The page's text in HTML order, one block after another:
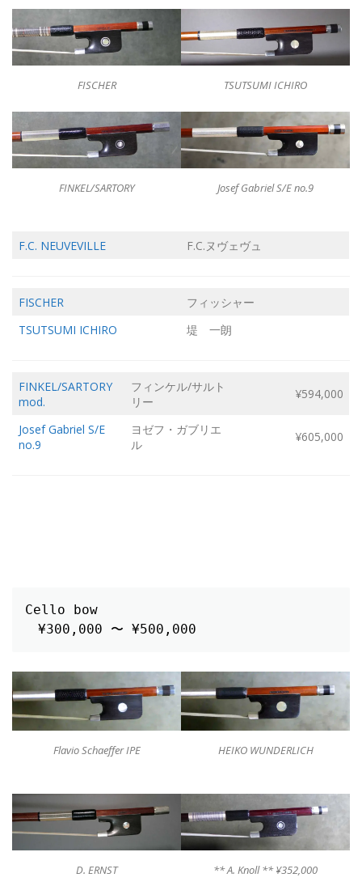
FISCHER TSUTSUMI ICHIRO
FINKEL/SARTORY Josef Gabriel S/E no.9
F.C. NEUVEVILLE F.C.ヌヴェヴュ
FISCHER
フィッシャー
TSUTSUMI ICHIRO
堤 一朗
FINKEL/SARTORY
mod.
フィンケル/サルト
リー
¥594,000
Josef Gabriel S/E
no.9
ヨゼフ・ガブリエ
ル
¥605,000
Cello bow
¥300,000 〜 ¥500,000
Flavio Schaeffer IPE HEIKO WUNDERLICH
D. ERNST ** A. Knoll ** ¥352,000